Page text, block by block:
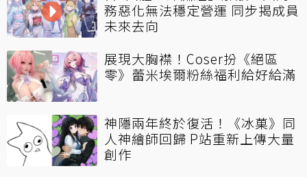
務惡化無法穩定營運 同步揭成員
未來去向
展現大胸襟！Coser扮《絕區
零》蕾米埃爾粉絲福利給好給滿
神隱兩年終於復活！《冰菓》同
人神繪師回歸 P站重新上傳大量
創作